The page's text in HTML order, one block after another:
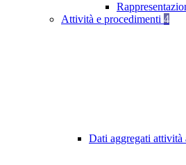
Attività e procedimenti 4
Dati aggregati attività